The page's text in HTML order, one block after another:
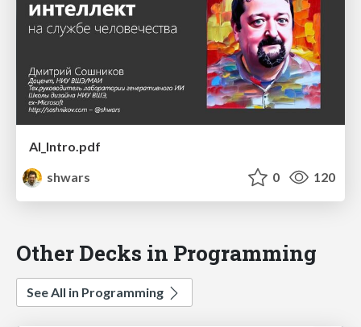
AI_Intro.pdf
shwars
0 120
Other Decks in Programming
See All in Programming